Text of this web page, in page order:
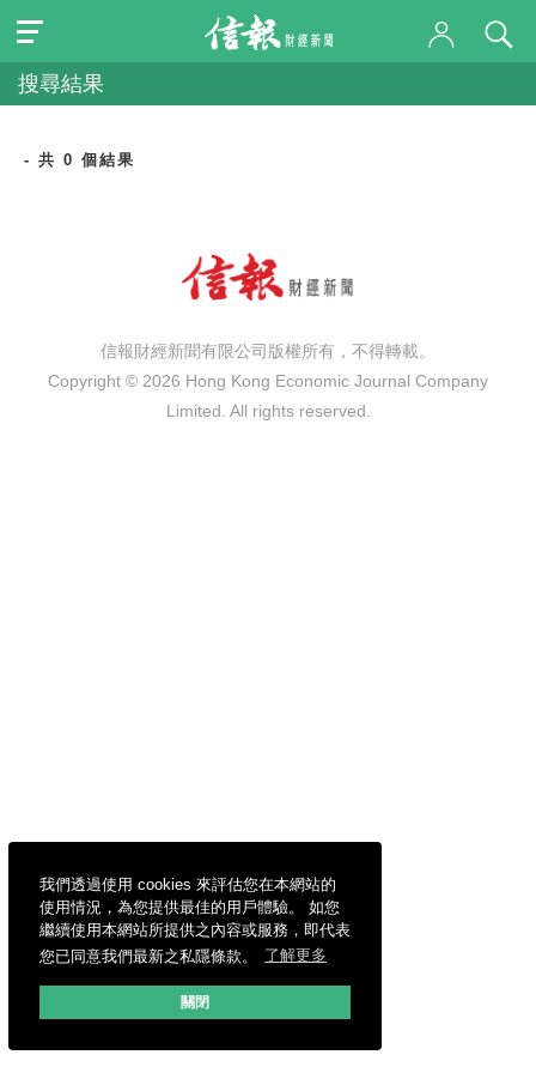
我們透過使用 cookies 來評估您在本網站的
使用情況，為您提供最佳的用戶體驗。 如您
繼續使用本網站所提供之內容或服務，即代表
您已同意我們最新之私隱條款。
了解更多
關閉
搜尋結果
- 共 0 個結果
信報財經新聞有限公司版權所有，不得轉載。
Copyright © 2026 Hong Kong Economic Journal Company
Limited. All rights reserved.